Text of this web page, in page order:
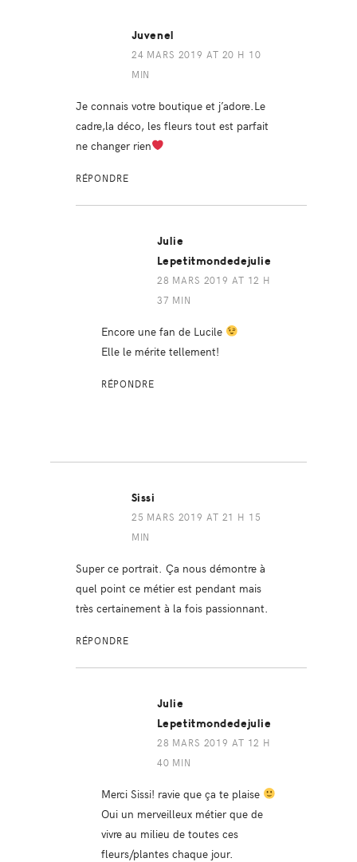
Juvenel
24 MARS 2019 AT 20 H 10
MIN
Je connais votre boutique et j’adore.Le
cadre,la déco, les fleurs tout est parfait
ne changer rien
RÉPONDRE
Julie
Lepetitmondedejulie
28 MARS 2019 AT 12 H
37 MIN
Encore une fan de Lucile
Elle le mérite tellement!
RÉPONDRE
Sissi
25 MARS 2019 AT 21 H 15
MIN
Super ce portrait. Ça nous démontre à
quel point ce métier est pendant mais
très certainement à la fois passionnant.
RÉPONDRE
Julie
Lepetitmondedejulie
28 MARS 2019 AT 12 H
40 MIN
Merci Sissi! ravie que ça te plaise
Oui un merveilleux métier que de
vivre au milieu de toutes ces
fleurs/plantes chaque jour.